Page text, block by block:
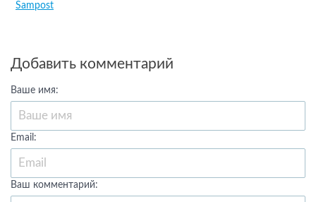
Sampost
Добавить комментарий
Ваше имя:
Email:
Ваш комментарий: